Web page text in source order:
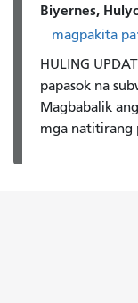
Biyernes,
magpakita pa
HULING
papasok na
Magbabalik
mga natitirang